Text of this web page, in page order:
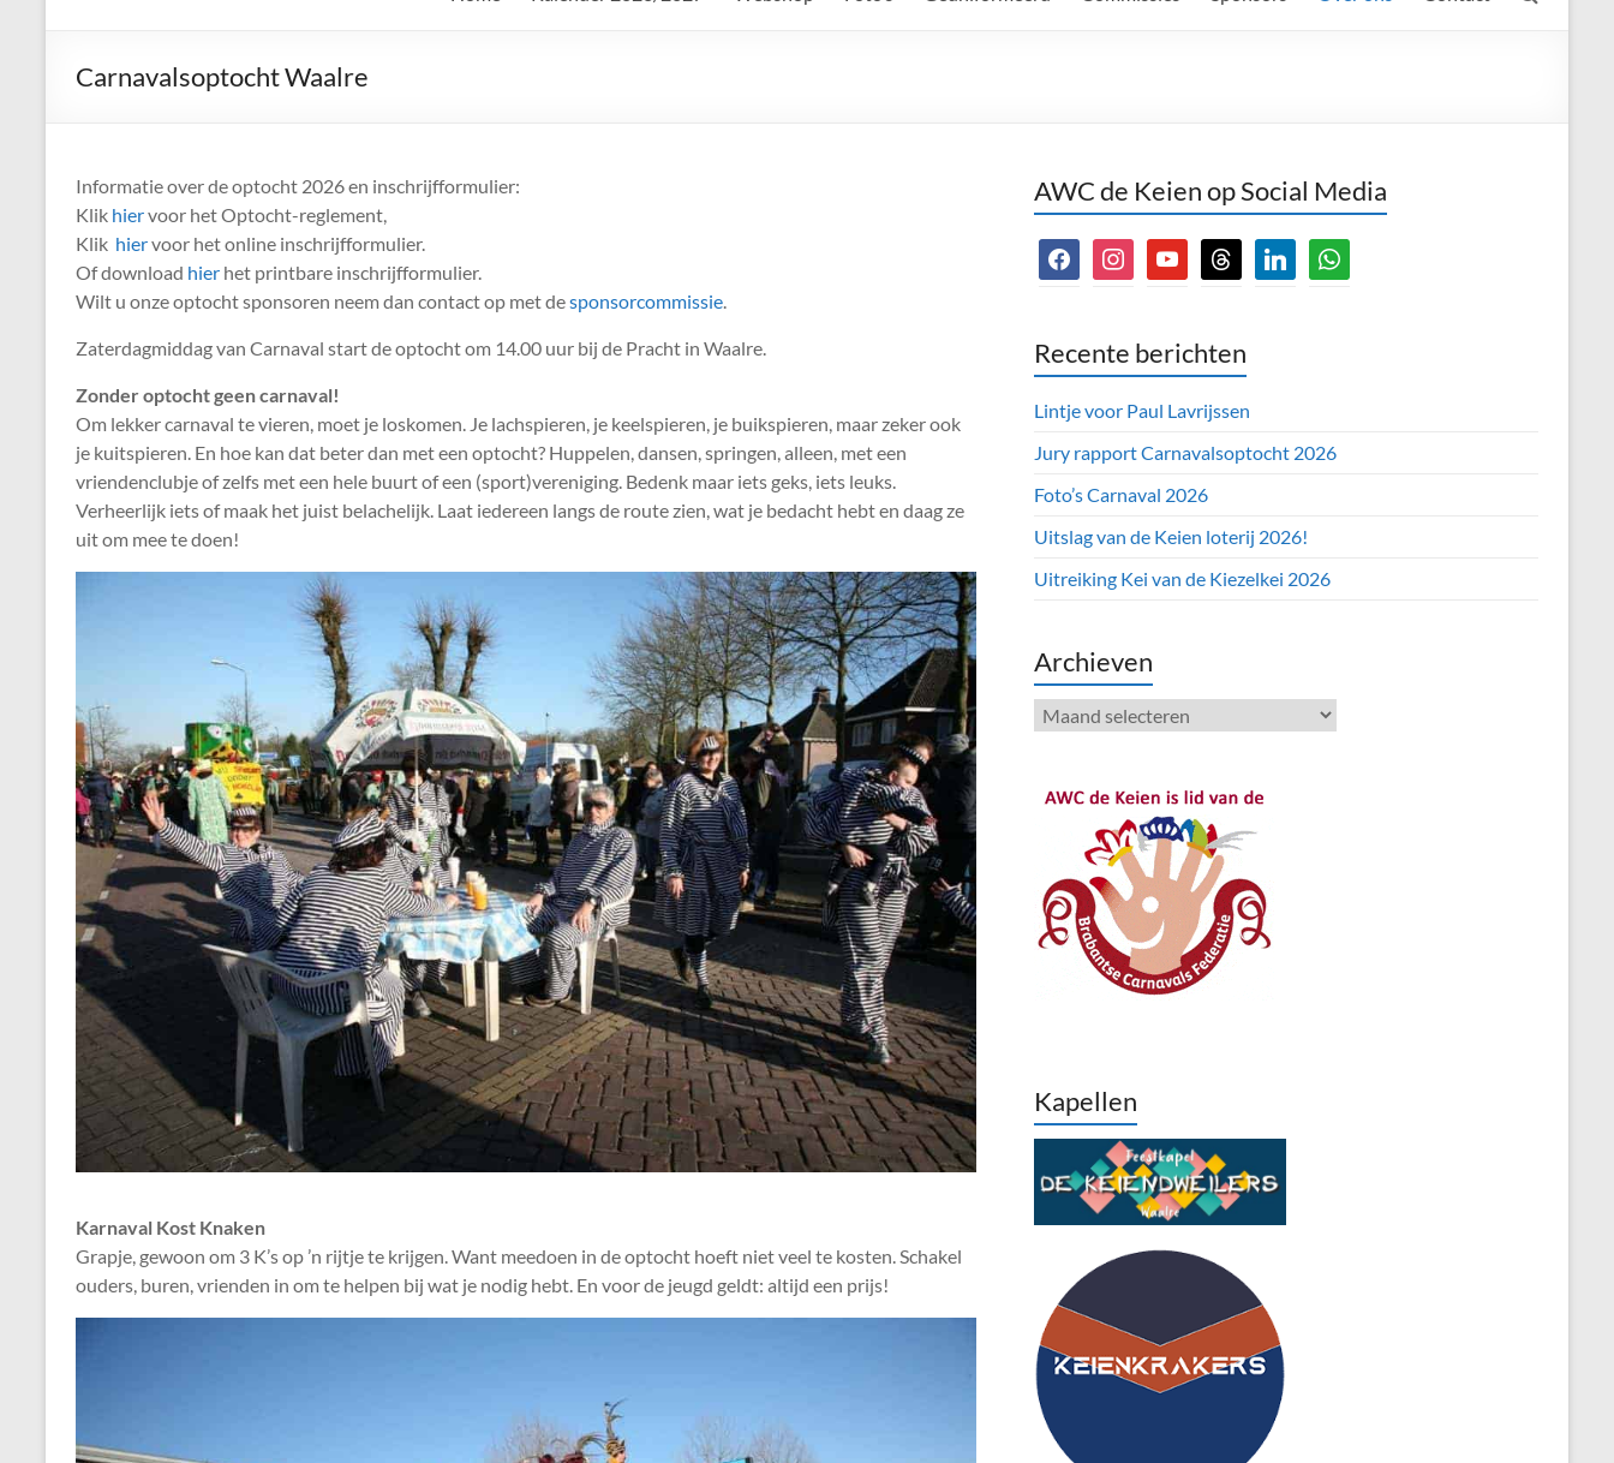
Keien
Carnavalsvereniging
De
Keien
Carnavalsoptocht Waalre
Informatie over de optocht 2026 en inschrijfformulier:
Klik hiervoor het Optocht-reglement,
Klik hiervoor het online inschrijfformulier.
Of download hier het printbare inschrijfformulier.
Wilt u onze optocht sponsoren neem dan contact op met desponsorcommissie
Zaterdagmiddag van Carnaval start de optocht om 14.00 uur bij de Pracht in Waalre.
Zonder optocht geen carnaval!
Om lekker carnaval te vieren, moet je loskomen. Je lachspieren, je keelspieren, je buikspieren, maar zeker ook
je kuitspieren. En hoe kan dat beter dan met een optocht? Huppelen, dansen, springen, alleen, met een
vriendenclubje of zelfs met een hele buurt of een (sport)vereniging. Bedenk maar iets geks, iets leuks.
Verheerlijk iets of maak het juist belachelijk. Laat iedereen langs de route zien, wat je bedacht hebt en daag ze
uit om mee te doen!
Karnaval Kost Knaken
Grapje, gewoon om 3 K’s op ’n rijtje te krijgen. Want meedoen in de optocht hoeft niet veel te kosten. Schakel
ouders, buren, vrienden in om te helpen bij wat je nodig hebt. En voor de jeugd geldt: altijd een prijs!
AWC de Keien op Social Media
facebookinstagramyoutubethreads linkedinwhatsapp
Recente berichten
Lintje voor Paul Lavrijssen
Jury rapport Carnavalsoptocht 2026
Foto’s Carnaval 2026
Uitslag van de Keien loterij 2026!
Uitreiking Kei van de Kiezelkei 2026
Archieven
Archieven
Kapellen